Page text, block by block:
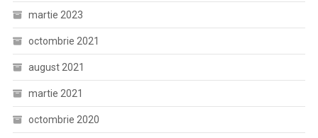
martie 2023
octombrie 2021
august 2021
martie 2021
octombrie 2020